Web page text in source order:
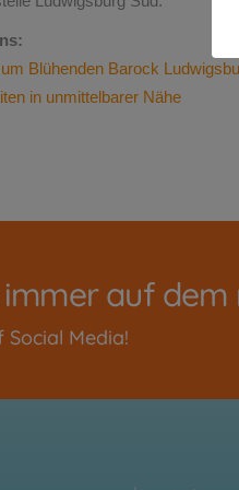
Blühenden Barock
in unmittelbarer Nähe
auf dem
Media!